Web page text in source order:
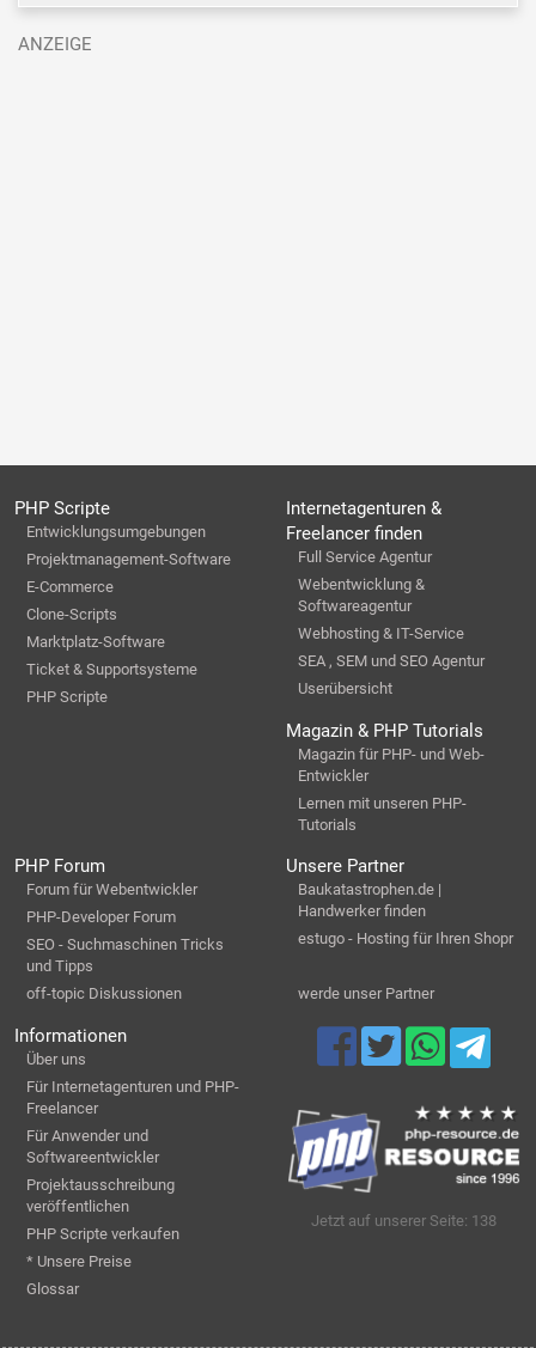
PHP Scripte
Entwicklungsumgebungen
Projektmanagement-Software
E-Commerce
Clone-Scripts
Marktplatz-Software
Ticket & Supportsysteme
PHP Scripte
Internetagenturen &
Freelancer finden
Full Service Agentur
Webentwicklung &
Softwareagentur
Webhosting & IT-Service
SEA , SEM und SEO Agentur
Userübersicht
Magazin & PHP Tutorials
Magazin für PHP- und Web-
Entwickler
Lernen mit unseren PHP-
Tutorials
PHP Forum
Forum für Webentwickler
PHP-Developer Forum
SEO - Suchmaschinen Tricks
und Tipps
off-topic Diskussionen
Unsere Partner
Baukatastrophen.de |
Handwerker finden
estugo - Hosting für Ihren Shopr
werde unser Partner
Informationen
Über uns
Für Internetagenturen und PHP-
Freelancer
Für Anwender und
Softwareentwickler
Projektausschreibung
veröffentlichen
PHP Scripte verkaufen
* Unsere Preise
Glossar
Jetzt auf unserer Seite: 138